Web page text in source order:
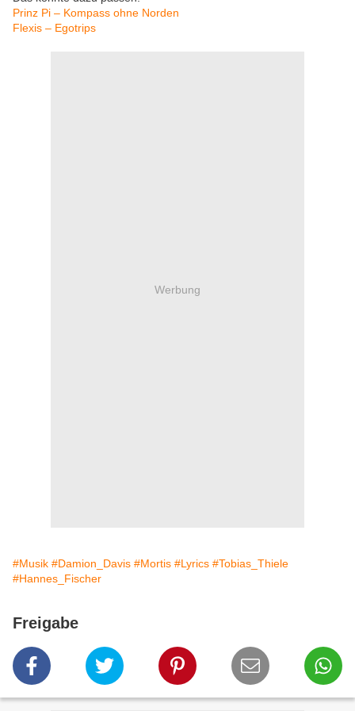
Prinz Pi – Kompass ohne Norden
Flexis – Egotrips
Werbung
#Musik #Damion_Davis #Mortis #Lyrics #Tobias_Thiele
#Hannes_Fischer
Freigabe